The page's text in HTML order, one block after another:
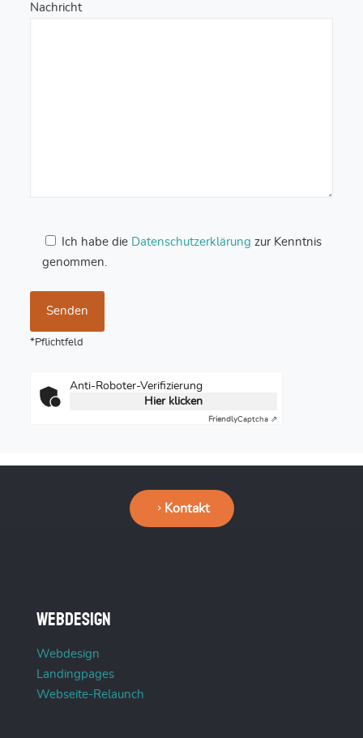
Nachricht
Ich habe die Datenschutzerklärung zur Kenntnis
genommen.
*Pflichtfeld
Anti-Roboter-Verifizierung
Hier klicken
FriendlyCaptcha ⇗
Kontakt
Webdesign
Webdesign
Landingpages
Webseite-Relaunch